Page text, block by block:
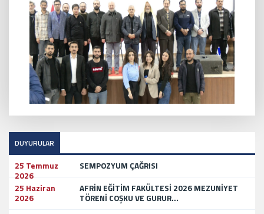
DUYURULAR
25 Temmuz
2026
SEMPOZYUM ÇAĞRISI
25 Haziran
2026
AFRİN EĞİTİM FAKÜLTESİ 2026 MEZUNİYET
TÖRENİ COŞKU VE GURUR...